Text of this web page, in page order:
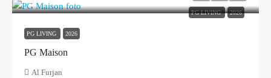
PG LIVING 2026
PG LIVING 2026
PG Maison
Al Furjan